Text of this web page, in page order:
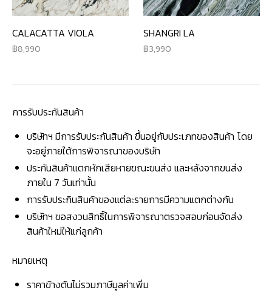
CALACATTA VIOLA
8,990
SHANGRI LA
3,990
การรับประกันสินค้า
บริษัทฯ มีการรับประกันสินค้า ขึ้นอยู่กับประเภทของสินค้า โดย
จะอยู่ภายใต้การพิจารณาของบริษัท
ประกันสินค้าแตกหักเสียหายขณะขนส่ง และหลังจากขนส่ง
ภายใน 7 วันเท่านั้น
การรับประกินสินค้าของแต่ละรายการมีความแตกต่างกัน
บริษัทฯ ขอสงวนสิทธิ์ในการพิจารณาตรวจสอบก่อนจัดส่ง
สินค้าใหม่ให้แก่ลูกค้า
หมายเหตุ
ราคาข้างต้นไม่รวมภาษีมูลค่าเพิ่ม